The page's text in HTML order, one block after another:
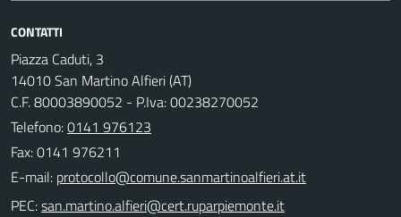
CONTATTI
Piazza Caduti, 3
14010 San Martino Alfieri (AT)
C.F. 80003890052 - P.Iva: 00238270052
Telefono:0141 976123
Fax: 0141 976211
E-mail:
PEC: